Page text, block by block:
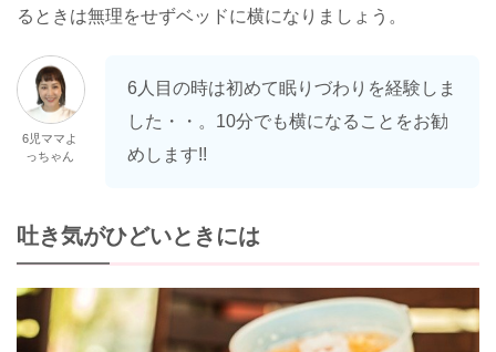
るときは無理をせずベッドに横になりましょう。
6児ママよ
っちゃん
6人目の時は初めて眠りづわりを経験しま
した・・。10分でも横になることをお勧
めします!!
吐き気がひどいときには